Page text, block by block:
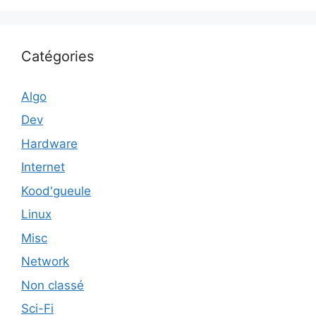
Catégories
Algo
Dev
Hardware
Internet
Kood'gueule
Linux
Misc
Network
Non classé
Sci-Fi